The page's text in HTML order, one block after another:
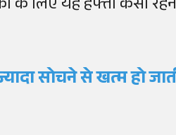
के लिए यह हफ्ता कैसा
सोचने से खत्म हो